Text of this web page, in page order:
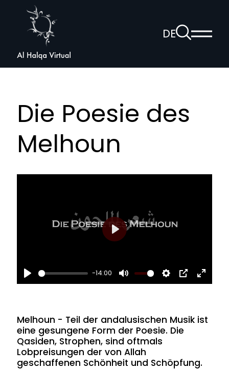
Halqa
DEZur
Suchseite
Die Poesie des
Melhoun
Poesie
Play
-14:00
Mute Settings
PIP Enter
Play
Melhoun - Teil der andalusischen Musik ist
eine gesungene Form der Poesie. Die
Qasiden, Strophen, sind oftmals
Lobpreisungen der von Allah
geschaffenen Schönheit und Schöpfung.